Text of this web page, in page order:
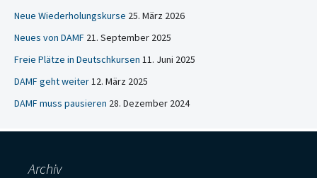
Neue Wiederholungskurse 25. März 2026
Neues von DAMF 21. September 2025
Freie Plätze in Deutschkursen 11. Juni 2025
DAMF geht weiter12. März 2025
DAMF muss pausieren 28. Dezember 2024
Archiv